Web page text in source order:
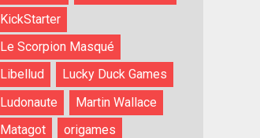
KickStarter
Le Scorpion Masqué
Libellud
Lucky Duck Games
Ludonaute
Martin Wallace
Matagot
origames